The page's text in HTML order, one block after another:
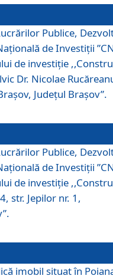
Publice,
de Investiţii
de investiţie
Dr. Nicolae
Județul Brașov”.
Publice,
de Investiţii
de investiție
str. Jepilor nr. 1,
imobil situat în